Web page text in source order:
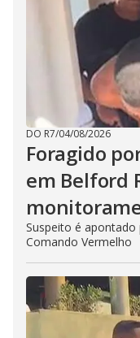
DO R7/04/08/2026
Foragido
em Belford
Suspeito é
Comando Vermelho